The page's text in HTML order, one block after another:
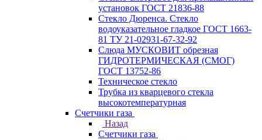
установок ГОСТ 21836-88
Стекло Дюренса. Стекло
водоуказательное гладкое ГОСТ 1663-
81 ТУ 21-02931-67-32-92
Слюда МУСКОВИТ обрезная
ГИДРОТЕРМИЧЕСКАЯ (СМОГ)
ГОСТ 13752-86
Техническое стекло
Трубка из кварцевого стекла
высокотемпературная
Счетчики газа
Назад
Счетчики газа